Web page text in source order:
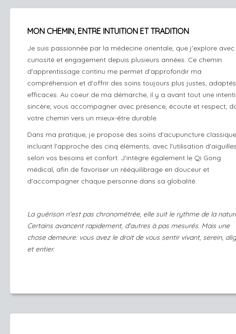
MON CHEMIN, ENTRE INTUITION ET TRADITION
Je suis passionnée par la médecine orientale, que j'explore avec
curiosité et engagement depuis plusieurs années. Ce chemin
d'apprentissage continu me permet d'approfondir ma
compréhension et d'offrir des soins toujours plus justes,
efficaces. Au coeur de ma démarche, il y a avant tout une
sincère; vous accompagner avec présence, écoute et respect,
votre chemin vers un mieux-être durable.
Dans ma pratique, je propose des soins d'acupuncture
incluant l'approche des cinq éléments, avec l'utilisation d'aiguilles
selon vos besoins et confort. J'intègre également le Qi Gong
médical, afin de favoriser un rééquilibrage en douceur et
d'accompagner chaque personne dans sa globalité.
La guérison n'est pas chronométrée, elle suit le rythme de la
Certains avancent rapidement, d'autres à pas mesurés. Mais une
chose demeure: vous avez le droit de vous sentir vivant, serein,
et entier.